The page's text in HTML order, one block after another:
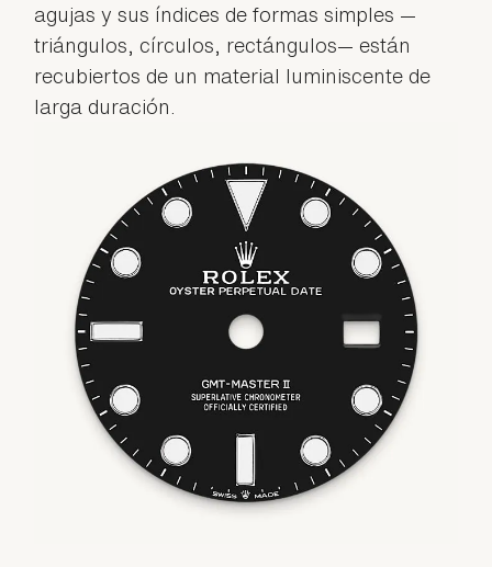
agujas y sus índices de formas simples —
triángulos, círculos, rectángulos— están
recubiertos de un material luminiscente de
larga duración.